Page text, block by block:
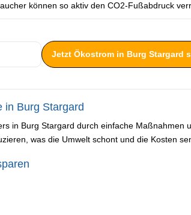
können so aktiv den CO2-Fußabdruck
Jetzt Ökostrom in Burg Stargard
in Burg Stargard
in Burg Stargard durch einfache Maßnahmen
was die Umwelt schont und die Kosten